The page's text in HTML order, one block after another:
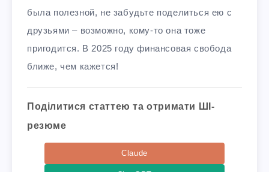
была полезной, не забудьте поделиться ею с
друзьями – возможно, кому-то она тоже
пригодится. В 2025 году финансовая свобода
ближе, чем кажется!
Поділитися статтею та отримати ШІ-
резюме
Claude